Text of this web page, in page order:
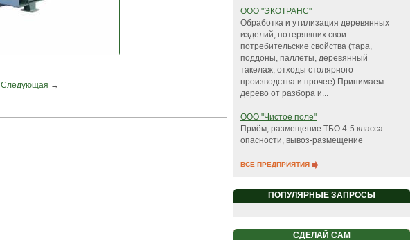
Следующая →
ООО "ЭКОТРАНС"
Обработка и утилизация деревянных
изделий, потерявших свои
потребительские свойства (тара,
поддоны, паллеты, деревянный
такелаж, отходы столярного
производства и прочее) Принимаем
дерево от разбора и...
ООО "Чистое поле"
Приём, размещение ТБО 4-5 класса
опасности, вывоз-размещение
ВСЕ ПРЕДПРИЯТИЯ
ПОПУЛЯРНЫЕ ЗАПРОСЫ
СДЕЛАЙ САМ